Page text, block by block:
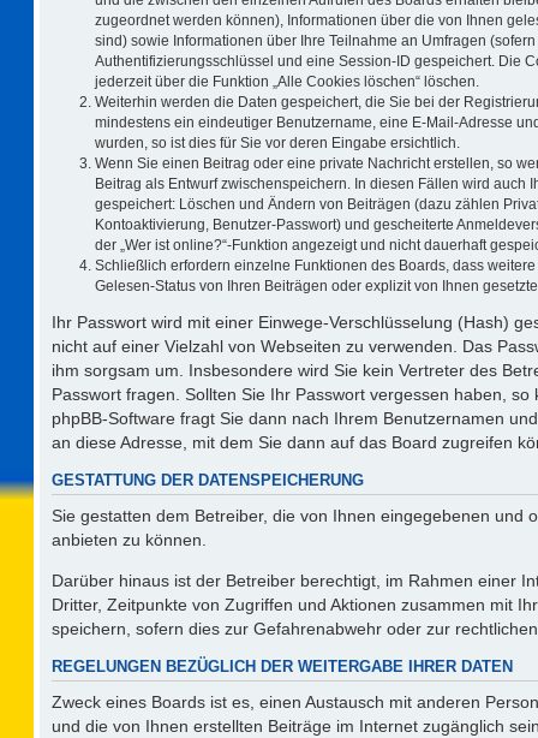
zugeordnet werden können), Informationen über die von Ihnen
sind) sowie Informationen über Ihre Teilnahme an Umfragen
Authentifizierungsschlüssel und eine Session-ID gespeichert. Die
jederzeit über die Funktion „Alle Cookies löschen“ löschen.
Weiterhin werden die Daten gespeichert, die Sie bei der
mindestens ein eindeutiger Benutzername, eine E-Mail-Adresse
wurden, so ist dies für Sie vor deren Eingabe ersichtlich.
Wenn Sie einen Beitrag oder eine private Nachricht erstellen, so
Beitrag als Entwurf zwischenspeichern. In diesen Fällen wird
gespeichert: Löschen und Ändern von Beiträgen (dazu zählen
Kontoaktivierung, Benutzer-Passwort) und gescheiterte
der „Wer ist online?“-Funktion angezeigt und nicht dauerhaft
Schließlich erfordern einzelne Funktionen des Boards, dass
Gelesen-Status von Ihren Beiträgen oder explizit von Ihnen
Ihr Passwort wird mit einer Einwege-Verschlüsselung (Hash)
nicht auf einer Vielzahl von Webseiten zu verwenden. Das
ihm sorgsam um. Insbesondere wird Sie kein Vertreter des
Passwort fragen. Sollten Sie Ihr Passwort vergessen haben,
phpBB-Software fragt Sie dann nach Ihrem Benutzernamen
an diese Adresse, mit dem Sie dann auf das Board zugreifen
GESTATTUNG DER DATENSPEICHERUNG
Sie gestatten dem Betreiber, die von Ihnen eingegebenen
anbieten zu können.
Darüber hinaus ist der Betreiber berechtigt, im Rahmen einer
Dritter, Zeitpunkte von Zugriffen und Aktionen zusammen mit
speichern, sofern dies zur Gefahrenabwehr oder zur
REGELUNGEN BEZÜGLICH DER WEITERGABE IHRER DATEN
Zweck eines Boards ist es, einen Austausch mit anderen
und die von Ihnen erstellten Beiträge im Internet zugänglich